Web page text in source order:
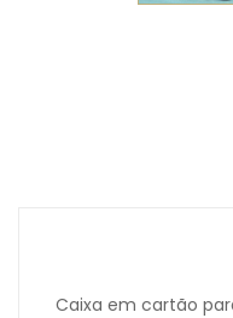
Caixa em cartão